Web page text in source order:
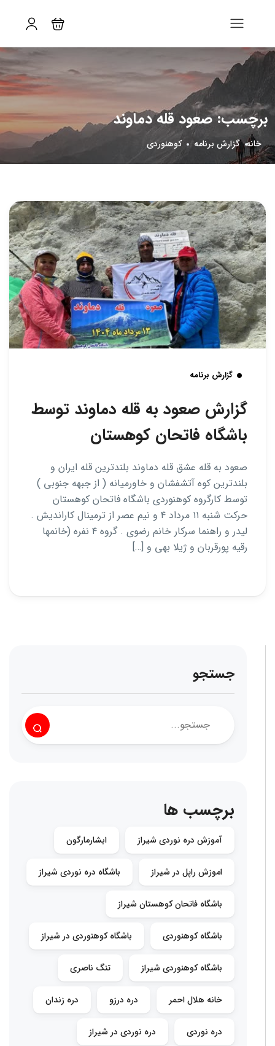
برچسب:صعود قله دماوند
خانه گزارش برنامه کوهنوردی
گزارش برنامه
گزارش صعود به قله دماوند توسط
باشگاه فاتحان کوهستان
صعود به قله عشق قله دماوند بلندترین قله ایران و
بلندترین کوه آتشفشان و خاورمیانه ( از جبهه جنوبی )
توسط کارگروه کوهنوردی باشگاه فاتحان کوهستان
حرکت شنبه ۱۱ مرداد ۴ و نیم عصر از ترمینال کاراندیش .
لیدر و راهنما سرکار خانم رضوی . گروه ۴ نفره (خانمها
رقیه پورقربان و ژیلا بهی و […]
جستجو
برچسب ها
آموزش دره نوردی شیراز ابشارمارگون
اموزش راپل در شیراز باشگاه دره نوردی شیراز
باشگاه فاتحان کوهستان شیراز
باشگاه کوهنوردی باشگاه کوهنوردی در شیراز
باشگاه کوهنوردی شیراز تنگ ناصری
خانه هلال احمر دره درزو دره زندان
دره نوردی دره نوردی در شیراز